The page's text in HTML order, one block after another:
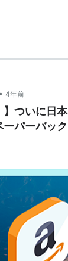
• 4年前
】ついに日
ーパーバ